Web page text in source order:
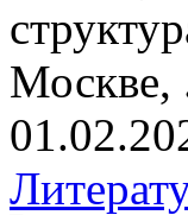
Москве,